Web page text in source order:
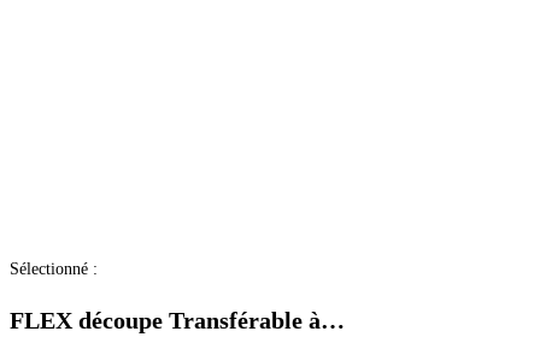
Sélectionné :
FLEX découpe Transférable à…